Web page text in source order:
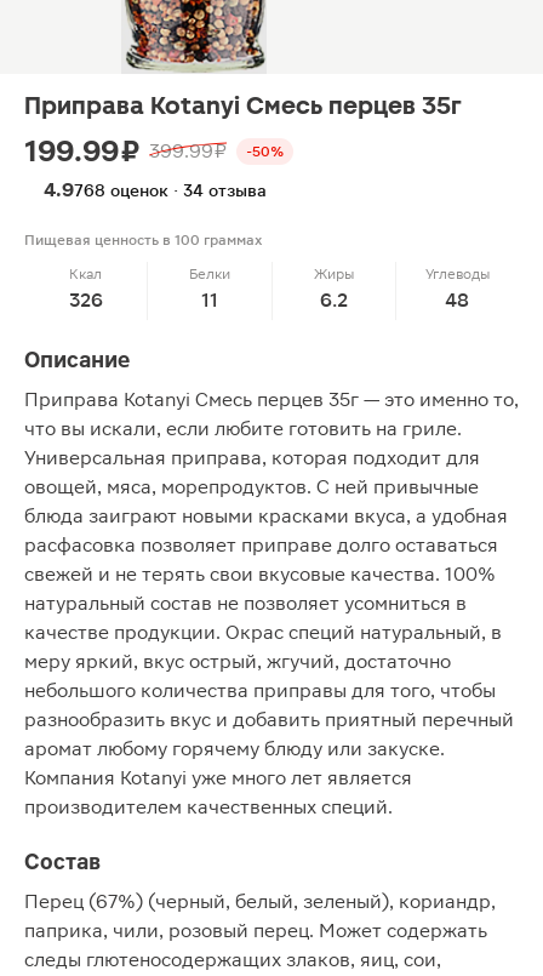
Приправа Kotanyi Смесь перцев 35г
199.99 ₽ 399.99 ₽ -50%
4.9768 оценок · 34 отзыва
Пищевая ценность в 100 граммах
Ккал
326
Белки
11
Жиры
6.2
Углеводы
48
Описание
Приправа Kotanyi Смесь перцев 35г — это именно то,
что вы искали, если любите готовить на гриле.
Универсальная приправа, которая подходит для
овощей, мяса, морепродуктов. С ней привычные
блюда заиграют новыми красками вкуса, а удобная
расфасовка позволяет приправе долго оставаться
свежей и не терять свои вкусовые качества. 100%
натуральный состав не позволяет усомниться в
качестве продукции. Окрас специй натуральный, в
меру яркий, вкус острый, жгучий, достаточно
небольшого количества приправы для того, чтобы
разнообразить вкус и добавить приятный перечный
аромат любому горячему блюду или закуске.
Компания Kotanyi уже много лет является
производителем качественных специй.
Состав
Перец (67%) (черный, белый, зеленый), кориандр,
паприка, чили, розовый перец. Может содержать
следы глютеносодержащих злаков, яиц, сои,